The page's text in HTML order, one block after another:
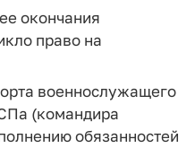
окончания
право на
военнослужащего
(командира
обязанностей